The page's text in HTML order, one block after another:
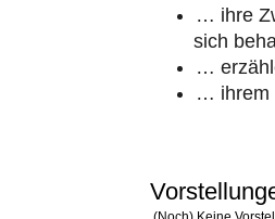
… ihre
sich
…
… ihrem